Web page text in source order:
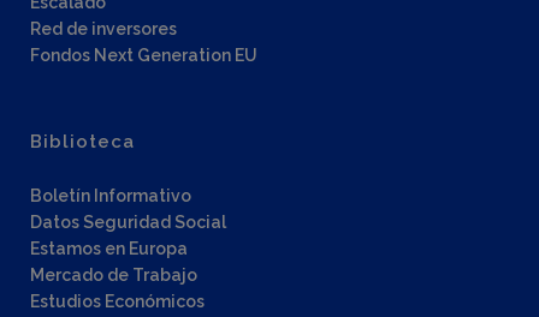
Red de inversores
Fondos Next Generation EU
Biblioteca
Boletín Informativo
Datos Seguridad Social
Estamos en Europa
Mercado de Trabajo
Estudios Económicos